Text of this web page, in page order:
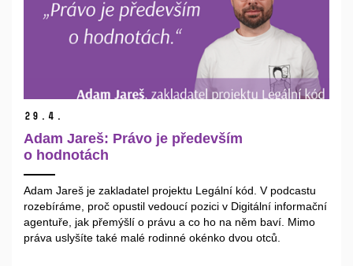
29. 4.
Adam Jareš: Právo je především
o hodnotách
Adam Jareš je zakladatel projektu Legální kód. V podcastu
rozebíráme, proč opustil vedoucí pozici v Digitální informační
agentuře, jak přemýšlí o právu a co ho na něm baví. Mimo
práva uslyšíte také malé rodinné okénko dvou otců.